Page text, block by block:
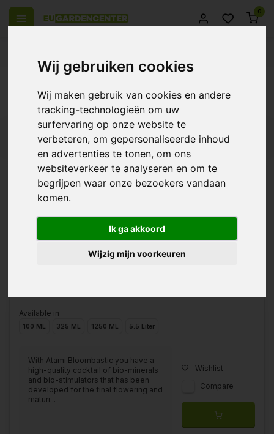
Wij gebruiken cookies
Wij maken gebruik van cookies en andere
tracking-technologieën om uw
surfervaring op onze website te
verbeteren, om gepersonaliseerde inhoud
en advertenties te tonen, om ons
websiteverkeer te analyseren en om te
begrijpen waar onze bezoekers vandaan
komen.
Ik ga akkoord
Wijzig mijn voorkeuren
0
Products tagged with afrijpen
€16,50
Available in
100 ML 325 ML 1250 ML 5.5 Liter
With Atami Bloombastic you have a
high-quality cocktail of bio-minerals
and bio-stimulators that has been
developed for the final flowering and
maturi...
Wishlist
Compare